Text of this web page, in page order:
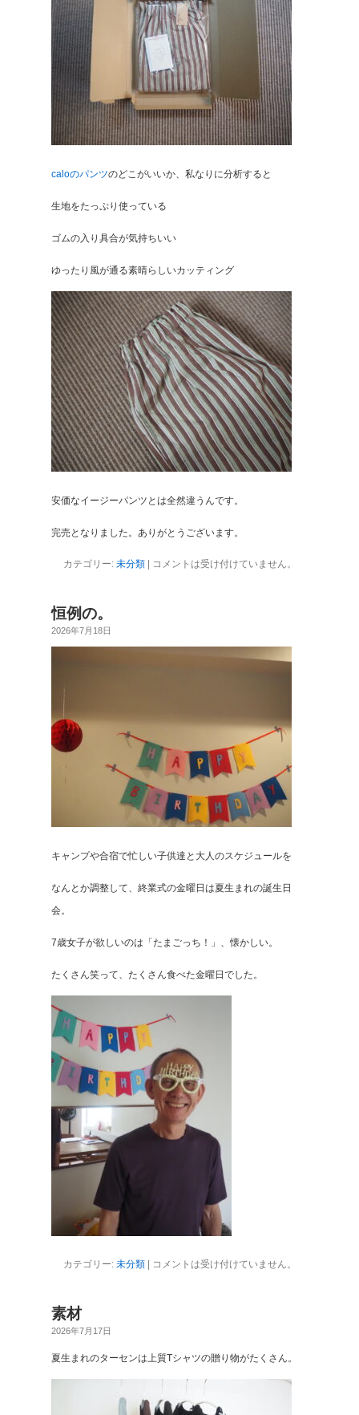
caloのパンツのどこがいいか、私なりに分析すると
生地をたっぷり使っている
ゴムの入り具合が気持ちいい
ゆったり風が通る素晴らしいカッティング
安価なイージーパンツとは全然違うんです。
完売となりました。ありがとうございます。
カテゴリー: 未分類| コメントは受け付けていません。
恒例の。
2026年7月18日
キャンプや合宿で忙しい子供達と大人のスケジュールを
なんとか調整して、終業式の金曜日は夏生まれの誕生日
会。
7歳女子が欲しいのは「たまごっち！」、懐かしい。
たくさん笑って、たくさん食べた金曜日でした。
カテゴリー: 未分類| コメントは受け付けていません。
素材
2026年7月17日
夏生まれのターセンは上質Tシャツの贈り物がたくさん。